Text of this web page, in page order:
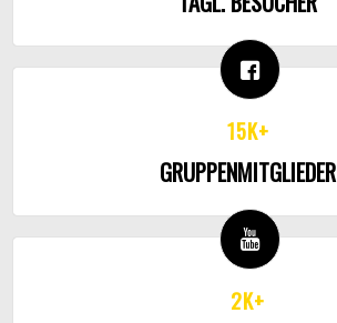
15K+
GRUPPENMITGLIEDER
2K+